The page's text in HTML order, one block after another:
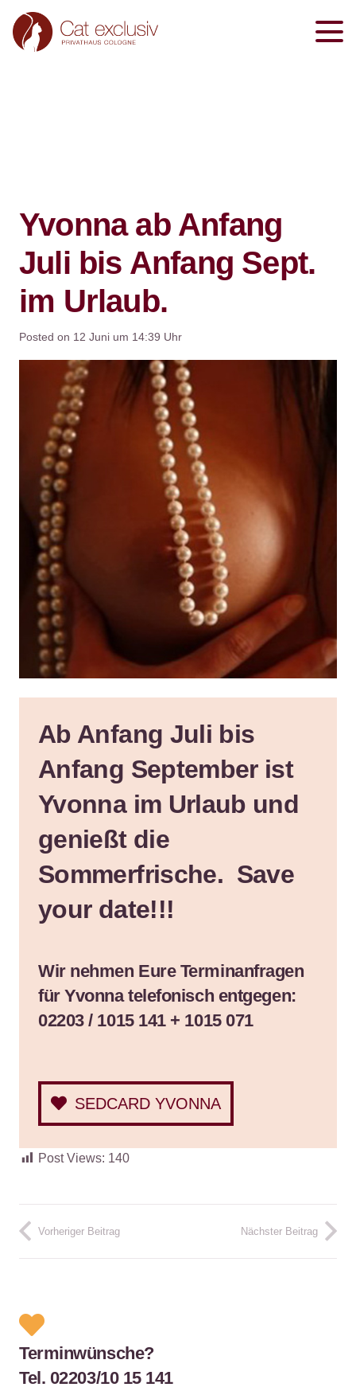
Yvonna ab Anfang
Juli bis Anfang Sept.
im Urlaub.
Posted on 12 Juni um 14:39 Uhr
Ab Anfang Juli bis
Anfang September ist
Yvonna im Urlaub und
genießt die
Sommerfrische. Save
your date!!!
Wir nehmen Eure Terminanfragen
für Yvonna telefonisch entgegen:
02203 / 1015 141 + 1015 071
SEDCARD YVONNA
Post Views: 140
Vorheriger Beitrag Nächster Beitrag
Terminwünsche?
Tel. 02203/10 15 141